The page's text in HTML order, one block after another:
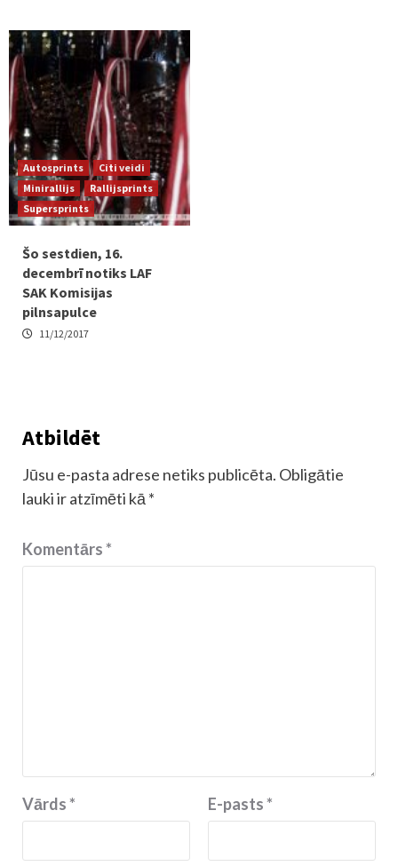
Autosprints
Citi veidi
Minirallijs
Rallijsprints
Supersprints
Šo sestdien, 16.
decembrī notiks LAF
SAK Komisijas
pilnsapulce
11/12/2017
Atbildēt
Jūsu e-pasta adrese netiks publicēta. Obligātie
lauki ir atzīmēti kā *
Komentārs*
Vārds* E-pasts*